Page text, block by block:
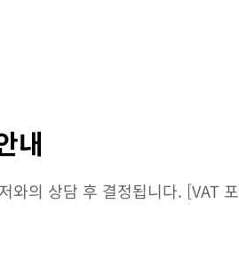
내
와의 상담 후 결정됩니다. [VAT 포